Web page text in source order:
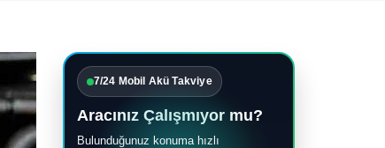
7/24 Mobil Akü Takviye
Aracınız Çalışmıyor mu?
Bulunduğunuz konuma hızlı